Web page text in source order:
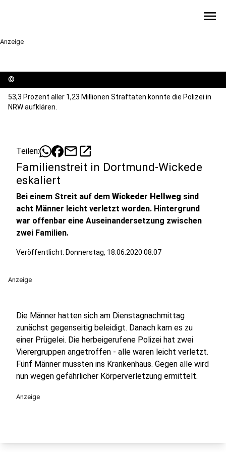
menu
Anzeige
©
53,3 Prozent aller 1,23 Millionen Straftaten konnte die Polizei in
NRW aufklären.
Teilen: mailopen_in_new
Familienstreit in Dortmund-Wickede
eskaliert
Bei einem Streit auf dem Wickeder Hellweg sind
acht Männer leicht verletzt worden. Hintergrund
war offenbar eine Auseinandersetzung zwischen
zwei Familien.
Veröffentlicht: Donnerstag, 18.06.2020 08:07
Anzeige
Die Männer hatten sich am Dienstagnachmittag
zunächst gegenseitig beleidigt. Danach kam es zu
einer Prügelei. Die herbeigerufene Polizei hat zwei
Vierergruppen angetroffen - alle waren leicht verletzt.
Fünf Männer mussten ins Krankenhaus. Gegen alle wird
nun wegen gefährlicher Körperverletzung ermittelt.
Anzeige